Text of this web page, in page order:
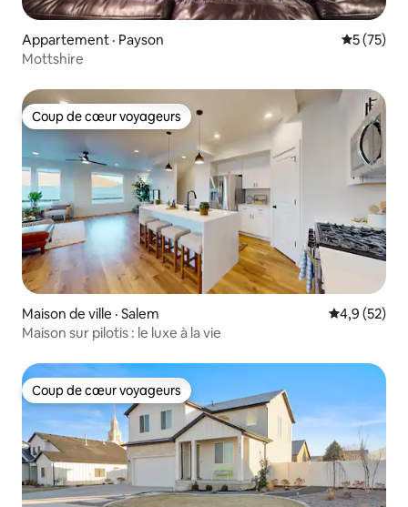
Appartement · Payson Note
5 (75)
Mottshire
Coup de cœur voyageurs
Coup de cœur voyageurs
Maison de ville · Salem Note
4,9 (52)
Maison sur pilotis : le luxe à la vie
Coup de cœur voyageurs
Coup de cœur voyageurs